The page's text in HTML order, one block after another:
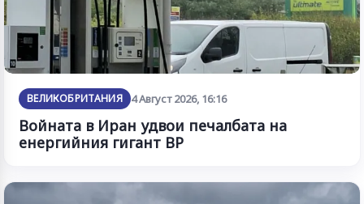
ВЕЛИКОБРИТАНИЯ 4 Август 2026, 16:16
Войната в Иран удвои печалбата на
енергийния гигант BP